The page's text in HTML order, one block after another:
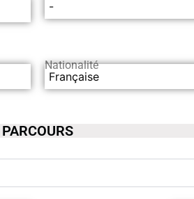
-
Nationalité
Française
PARCOURS